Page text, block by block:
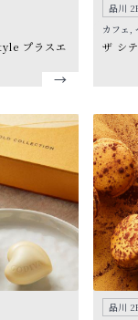
プラスエ
品川
カフェ,
ザ シ
品川